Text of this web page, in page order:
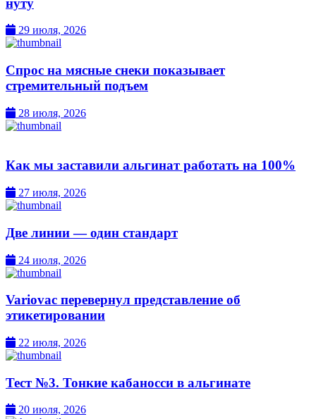
29 июля, 2026
Спрос на мясные снеки показывает
стремительный подъем
28 июля, 2026
Как мы заставили альгинат работать на 100%
27 июля, 2026
Две линии — один стандарт
24 июля, 2026
Variovac перевернул представление об
этикетировании
22 июля, 2026
Тест №3. Тонкие кабаносси в альгинате
20 июля, 2026